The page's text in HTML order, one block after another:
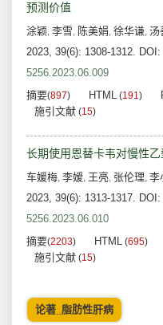
预测价值
涂颖, 李雪, 陈美娟, 徐华谦, 汤
2023, 39(6): 1308-1312. DOI:
5256.2023.06.009
摘要(897) HTML (191)
施引文献 (15)
长期使用恩替卡韦对慢性
车媛梅, 李嫒, 王亮, 张伦理, 李
2023, 39(6): 1313-1317. DOI:
5256.2023.06.010
摘要(2203) HTML (695)
施引文献 (15)
论著_脂肪性肝病